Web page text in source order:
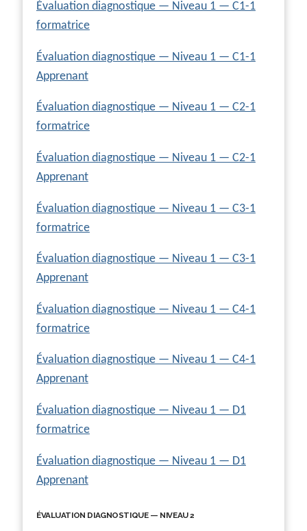
Évaluation diagnostique — Niveau 1 — C1-1
formatrice
Évaluation diagnostique — Niveau 1 — C1-1
Apprenant
Évaluation diagnostique — Niveau 1 — C2-1
formatrice
Évaluation diagnostique — Niveau 1 — C2-1
Apprenant
Évaluation diagnostique — Niveau 1 — C3-1
formatrice
Évaluation diagnostique — Niveau 1 — C3-1
Apprenant
Évaluation diagnostique — Niveau 1 — C4-1
formatrice
Évaluation diagnostique — Niveau 1 — C4-1
Apprenant
Évaluation diagnostique — Niveau 1 — D1
formatrice
Évaluation diagnostique — Niveau 1 — D1
Apprenant
ÉVALUATION DIAGNOSTIQUE — NIVEAU 2